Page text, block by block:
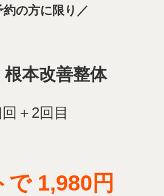
約の方に限り／
根本改善整体
＋2回目
で 1,980円